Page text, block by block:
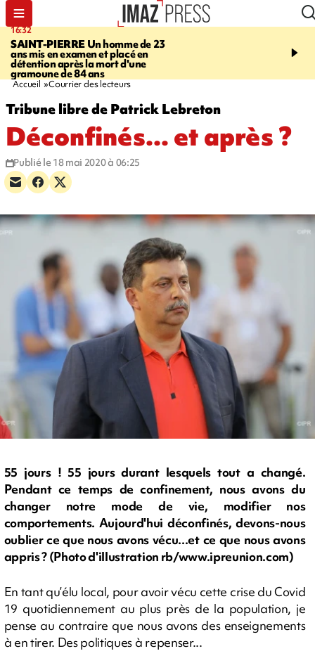
16:32
SAINT-PIERREUn homme de 23
ans mis en examen et placé en
détention après la mort d'une
gramoune de 84 ans
21:08
et Turquie scellent un
Accueil Courrier des lecteurs
Tribune libre de Patrick Lebreton
Déconfinés... et après ?
Publié le 18 mai 2020 à 06:25
55 jours ! 55 jours durant lesquels tout a changé.
Pendant ce temps de confinement, nous avons du
changer notre mode de vie, modifier nos
comportements. Aujourd'hui déconfinés, devons-nous
oublier ce que nous avons vécu...et ce que nous avons
appris ? (Photo d'illustration rb/www.ipreunion.com)
En tant qu’élu local, pour avoir vécu cette crise du Covid
19 quotidiennement au plus près de la population, je
pense au contraire que nous avons des enseignements
à en tirer. Des politiques à repenser...